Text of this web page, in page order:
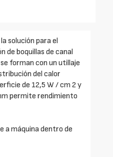
solución para el
de boquillas de canal
forman con un utillaje
del calor
de 12,5 W / cm 2 y
permite rendimiento
a máquina dentro de